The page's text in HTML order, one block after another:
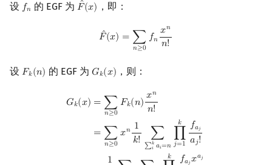
设 𝑓𝑛
fn 的 EGF 为 ˆ
𝐹(𝑥)
F^(x) ，即：
ˆ
𝐹(𝑥) = ∑
𝑛≥0
𝑓𝑛
𝑥𝑛
𝑛!
F^( x) n≥0 n nn!
设 𝐹𝑘(𝑛)
Fk(n) 的 EGF 为 𝐺𝑘(𝑥)
Gk(x) ，则：
𝐺𝑘(𝑥) = ∑
𝑛≥0
𝐹𝑘(𝑛) 𝑥𝑛
𝑛!
= ∑
𝑛≥0
𝑥𝑛 1
𝑘! ∑
∑𝑘
𝑖 𝑎𝑖=𝑛
𝑘
∏
𝑗=1
𝑓𝑎𝑗
𝑎𝑗!
𝑘 𝑓𝑎 𝑥𝑎𝑗
(n x nn ∑n≥0 xn1 k! ∑∑i